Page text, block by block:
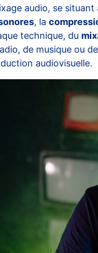
audio, se situant
, la
technique, du
radio, de musique
audiovisuelle.